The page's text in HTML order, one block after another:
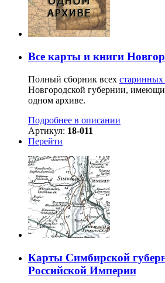
Все карты и книги
Полный сборник всех старинных
Новгородской губернии,
одном архиве.
Подробнее в описании
Артикул: 18-011
Перейти
Карты Симбирской
Российской Империи